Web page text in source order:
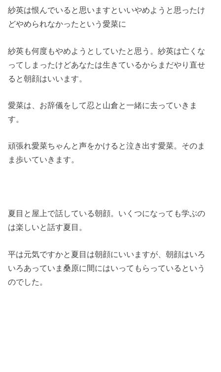
紗英は恨んでいると思いますといいやめようと思ったけ
どやめられなかったという愛菜に
紗英も何度もやめようとしていたと思う。紗英は亡くな
ってしまったけどあなたは生きているからまだやり直せ
ると朝顔はいいます。
愛菜は、お辞儀をして忍と山倉と一緒に去っていきま
す。
頑張れ愛菜ちゃんと声をかけると泣き出す愛菜。そのま
ま歩いていきます。
夏目と屋上で話している朝顔。いくつになっても学ぶの
は楽しいと話す夏目。
平は元気ですかと夏目は朝顔にいいますが、朝顔はいろ
いろあっていま桑原に間にはいってもらっているという
のでした。